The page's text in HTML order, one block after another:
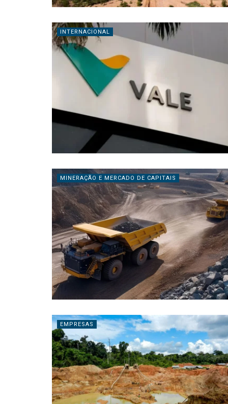
INTERNACIONAL
MINERAÇÃO E MERCADO DE CAPITAIS
EMPRESAS